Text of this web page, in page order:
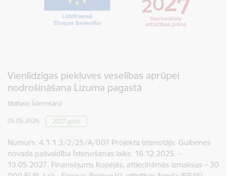
Vienlīdzīgas piekļuves veselības aprūpei
nodrošināšana Lizuma pagastā
Statuss: Īstenošanā
05.05.2026. 2027.gads
Numurs: 4.1.1.3/2/25/A/007 Projekta īstenotājs: Gulbenes
novada pašvaldība Īstenošanas laiks: 16.12.2025. -
13.05.2027. Finansējums Kopējās, attiecināmās izmaksas – 30